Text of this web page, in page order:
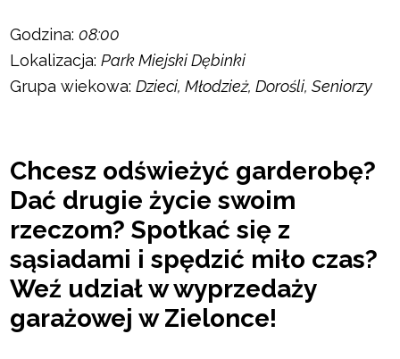
Godzina:08:00
Lokalizacja:Park Miejski Dębinki
Grupa wiekowa:Dzieci, Młodzież, Dorośli, Seniorzy
Chcesz odświeżyć garderobę?
Dać drugie życie swoim
rzeczom? Spotkać się z
sąsiadami i spędzić miło czas?
Weź udział w wyprzedaży
garażowej w Zielonce!